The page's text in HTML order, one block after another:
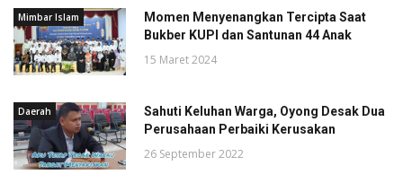
Mimbar Islam
Momen Menyenangkan Tercipta Saat
Bukber KUPI dan Santunan 44 Anak
15 Maret 2024
Daerah
Sahuti Keluhan Warga, Oyong Desak Dua
Perusahaan Perbaiki Kerusakan
26 September 2022